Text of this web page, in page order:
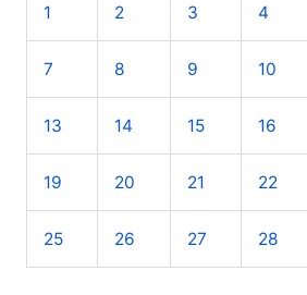
s
p
r
1 2 3 4
7 8 9 10
13 14 15 16
19 20 21 22
25 26 27 28